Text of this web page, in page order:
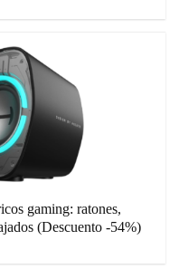
gaming: ratones,
(Descuento -54%)